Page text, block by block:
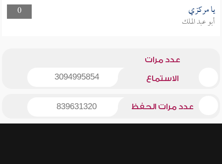
0
يا مركزي
أبو عبد الملك
عدد مرات
الاستماع 3094995854
عدد مرات الحفظ 839631320